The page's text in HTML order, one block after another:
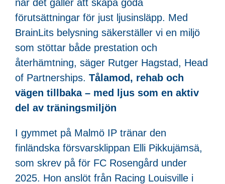
när det gäller att skapa goda
förutsättningar för just ljusinsläpp. Med
BrainLits belysning säkerställer vi en miljö
som stöttar både prestation och
återhämtning, säger Rutger Hagstad, Head
of Partnerships. Tålamod, rehab och
vägen tillbaka – med ljus som en aktiv
del av träningsmiljön
I gymmet på Malmö IP tränar den
finländska försvarsklippan Elli Pikkujämsä,
som skrev på för FC Rosengård under
2025. Hon anslöt från Racing Louisville i